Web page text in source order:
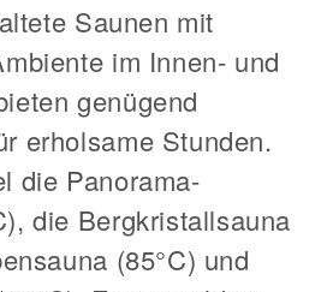
Saunen mit
im Innen- und
genügend
erholsame Stunden.
die Panorama-
die Bergkristallsauna
(85°C) und